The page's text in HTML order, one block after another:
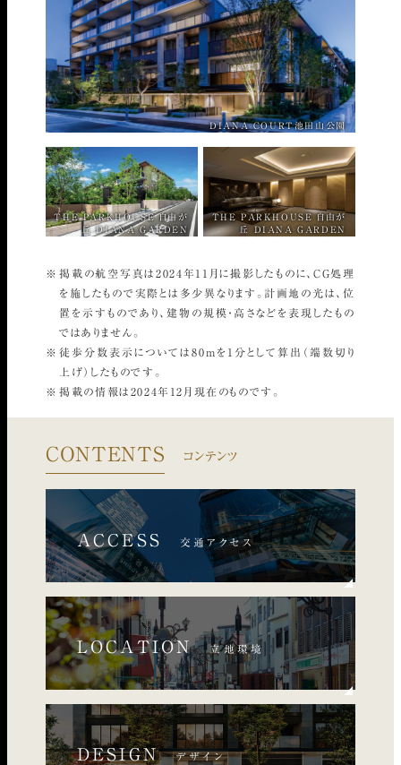
DIANA COURT池田山公園
THE PARKHOUSE 自由が
丘DIANA GARDEN
THE PARKHOUSE 自由が
丘 DIANA GARDEN
掲載の航空写真は2024年11月に撮影したものに、CG処理
を施したもので実際とは多少異なります。計画地の光は、位
置を示すものであり、建物の規模・高さなどを表現したもの
ではありません。
徒歩分数表示については80mを1分として算出（端数切り
上げ）したものです。
掲載の情報は2024年12月現在のものです。
CONTENTS コンテンツ
ACCESS 交通アクセス
LOCATION 立地環境
DESIGN デザイン